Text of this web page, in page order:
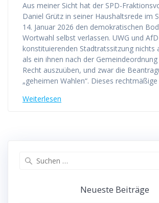
Aus meiner Sicht hat der SPD-
Daniel Grütz in seiner Haushaltsrede im
14. Januar 2026 den demokratischen
Wortwahl selbst verlassen. UWG und
konstituierenden Stadtratssitzung nichts
als ein ihnen nach der
Recht auszuüben, und zwar die
„geheimen Wahlen“. Dieses
Weiterlesen
Neueste Beiträge